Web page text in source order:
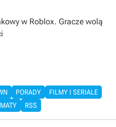
w Roblox. Gracze wolą
PORADY
FILMY I SERIALE
RSS